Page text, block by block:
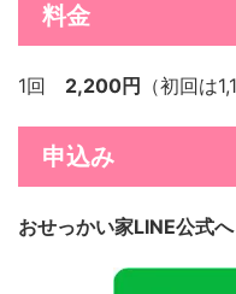
料金
1回 2,200円 （初回は
申込み
おせっかい家LINE公式へ